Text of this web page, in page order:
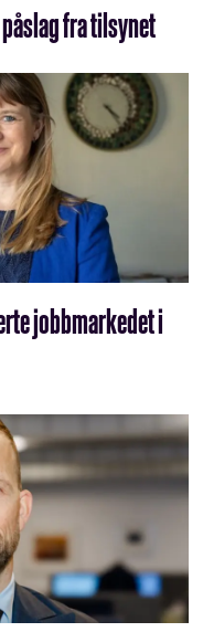
fra tilsynet
jobbmarkedet i